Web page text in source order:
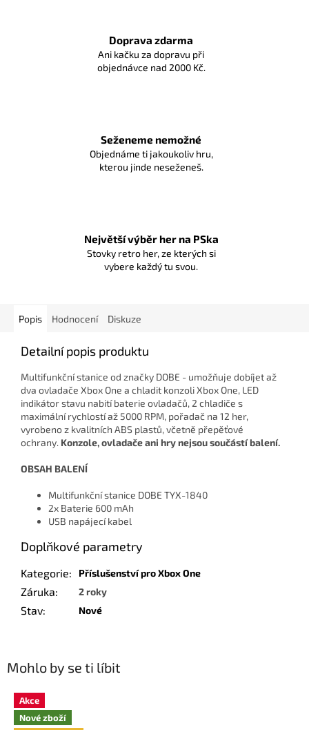
Doprava zdarma
Ani kačku za dopravu při
objednávce nad 2000 Kč.
Seženeme nemožné
Objednáme ti jakoukoliv hru,
kterou jinde neseženeš.
Největší výběr her na PSka
Stovky retro her, ze kterých si
vybere každý tu svou.
Mohlo by se ti líbit
Akce
Nové zboží
Popis Hodnocení Diskuze
Detailní popis produktu
Multifunkční stanice od značky DOBE - umožňuje dobíjet až
dva ovladače Xbox One a chladit konzoli Xbox One, LED
indikátor stavu nabití baterie ovladačů, 2 chladiče s
maximální rychlostí až 5000 RPM, pořadač na 12 her,
vyrobeno z kvalitních ABS plastů, včetně přepěťové
ochrany. Konzole, ovladače ani hry nejsou součástí balení.
OBSAH BALENÍ
Multifunkční stanice DOBE TYX-1840
2x Baterie 600 mAh
USB napájecí kabel
Doplňkové parametry
Kategorie: Příslušenství pro Xbox One
Záruka: 2 roky
Stav: Nové